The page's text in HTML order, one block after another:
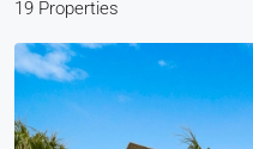
19 Properties